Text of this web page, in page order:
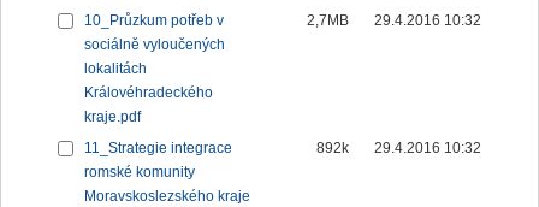
10_Průzkum potřeb v
sociálně vyloučených
lokalitách
Královéhradeckého
kraje.pdf
2,7MB 29.4.2016 10:32
11_Strategie integrace
romské komunity
Moravskoslezského kraje
892k 29.4.2016 10:32